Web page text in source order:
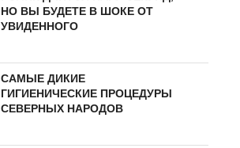
НО ВЫ БУДЕТЕ В ШОКЕ ОТ
УВИДЕННОГО
САМЫЕ ДИКИЕ
ГИГИЕНИЧЕСКИЕ ПРОЦЕДУРЫ
СЕВЕРНЫХ НАРОДОВ